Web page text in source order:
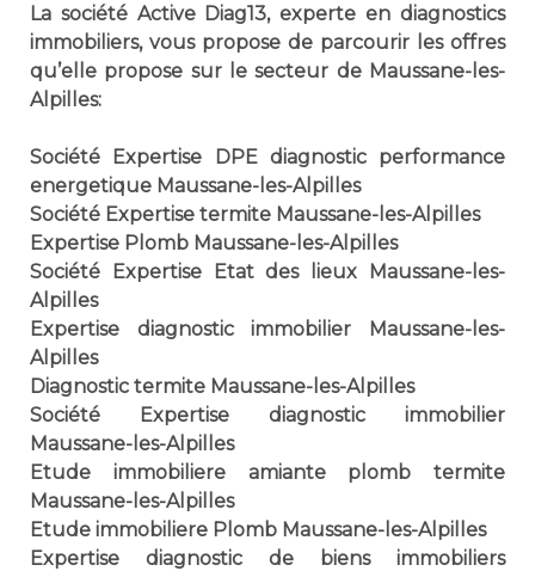
La société Active Diag13, experte en diagnostics
immobiliers, vous propose de parcourir les offres
qu’elle propose sur le secteur de Maussane-les-
Alpilles:
Société Expertise DPE diagnostic performance
energetique Maussane-les-Alpilles
Société Expertise termite Maussane-les-Alpilles
Expertise Plomb Maussane-les-Alpilles
Société Expertise Etat des lieux Maussane-les-
Alpilles
Expertise diagnostic immobilier Maussane-les-
Alpilles
Diagnostic termite Maussane-les-Alpilles
Société Expertise diagnostic immobilier
Maussane-les-Alpilles
Etude immobiliere amiante plomb termite
Maussane-les-Alpilles
Etude immobiliere Plomb Maussane-les-Alpilles
Expertise diagnostic de biens immobiliers